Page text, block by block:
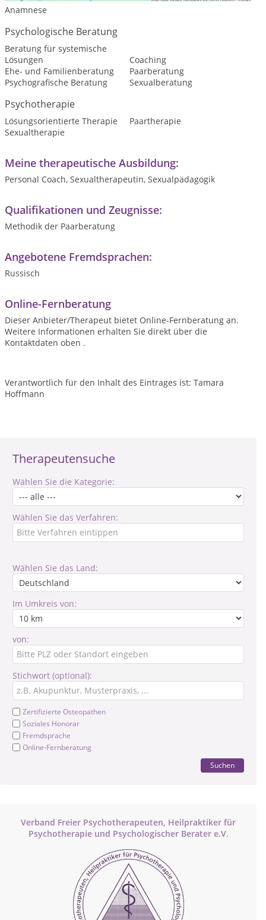
Therapeutensuche
Wählen Sie die Kategorie:
Wählen Sie das Verfahren:
Wählen Sie das Land:
Im Umkreis von:
von:
Stichwort (optional):
Zertifizierte Osteopathen
Soziales Honorar
Fremdsprache
Online-Fernberatung
Suchen
Verband Freier Psychotherapeuten, Heilpraktiker für
Psychotherapie und Psychologischer Berater e.V.
Anamnese
Psychologische Beratung
Beratung für systemische
Lösungen
Coaching
Ehe- und Familienberatung
Paarberatung
Psychografische Beratung
Sexualberatung
Psychotherapie
Lösungsorientierte Therapie
Paartherapie
Sexualtherapie
Meine therapeutische Ausbildung:
Personal Coach, Sexualtherapeutin, Sexualpädagogik
Qualifikationen und Zeugnisse:
Methodik der Paarberatung
Angebotene Fremdsprachen:
Russisch
Online-Fernberatung
Dieser Anbieter/Therapeut bietet Online-Fernberatung an.
Weitere Informationen erhalten Sie direkt über die
Kontaktdaten oben .
Verantwortlich für den Inhalt des Eintrages ist: Tamara
Hoffmann